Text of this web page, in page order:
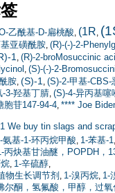
乙酰基-D-扁桃酸, (1R,
亚磺酰胺, (R)-(-)-2-
1 , (R)-2-broMosuccinic
, (S)-(-)-2-
胺, (S)-1, (S)-2-甲基-CBS-
-3-羟基丁腈, (S)-4-异丙基噻
胞苷147-94-4, **** Joe
1 We buy tin slags and
氨基-1-环丙烷甲酸, 1-苯基-1,
丙炔基甘油醚，POPDH，
, 1-辛硫醇,
物生长调节剂 , 1-溴丙烷, 1-
酮，氢氟酸，甲醇，过